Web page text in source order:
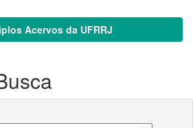
Acervos da UFRRJ